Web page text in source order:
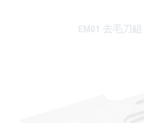
EM01 去毛刀組